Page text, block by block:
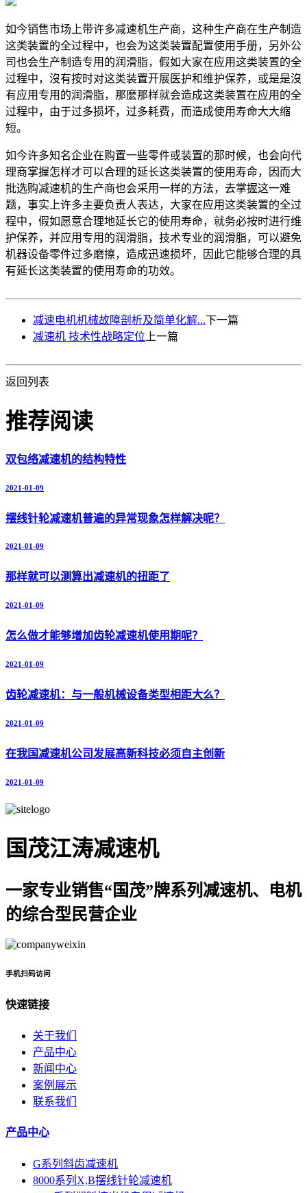
如今销售市场上带许多减速机生产商，这种生产商在生产制造
这类装置的全过程中，也会为这类装置配置使用手册，另外公
司也会生产制造专用的润滑脂，假如大家在应用这类装置的全
过程中，沒有按时对这类装置开展医护和维护保养，或是是沒
有应用专用的润滑脂，那麼那样就会造成这类装置在应用的全
过程中，由于过多损坏，过多耗费，而造成使用寿命大大缩
短。
如今许多知名企业在购置一些零件或装置的那时候，也会向代
理商掌握怎样才可以合理的延长这类装置的使用寿命，因而大
批选购减速机的生产商也会采用一样的方法，去掌握这一难
题，事实上许多主要负责人表达，大家在应用这类装置的全过
程中，假如愿意合理地延长它的使用寿命，就务必按时进行维
护保养，并应用专用的润滑脂，技术专业的润滑脂，可以避免
机器设备零件过多磨擦，造成迅速损坏，因此它能够合理的具
有延长这类装置的使用寿命的功效。
减速电机机械故障剖析及简单化解...下一篇
减速机 技术性战略定位 上一篇
返回列表
推荐阅读
双包络减速机的结构特性
2021-01-09
摆线针轮减速机普遍的异常现象怎样解决呢？
2021-01-09
那样就可以测算出减速机的扭距了
2021-01-09
怎么做才能够增加齿轮减速机使用期呢？
2021-01-09
齿轮减速机：与一般机械设备类型相距大么？
2021-01-09
在我国减速机公司发展高新科技必须自主创新
2021-01-09
国茂江涛减速机
一家专业销售“国茂”牌系列减速机、电机
的综合型民营企业
手机扫码访问
快速链接
关于我们
产品中心
新闻中心
案例展示
联系我们
产品中心
G系列斜齿减速机
8000系列X,B摆线针轮减速机